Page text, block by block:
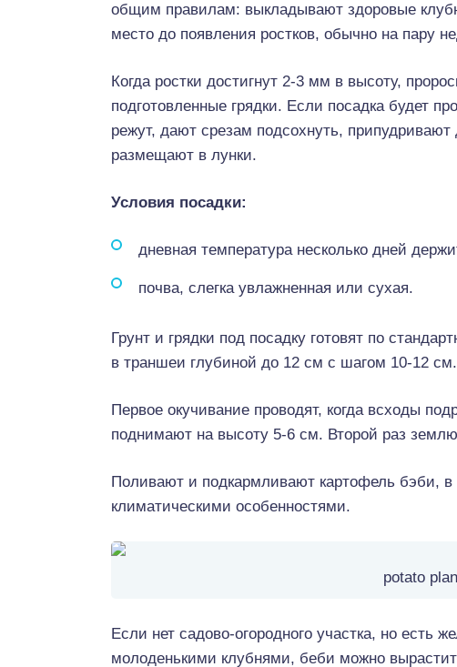
общим правилам: выкладывают здоровые
место до появления ростков, обычно на пару
Когда ростки достигнут 2-3 мм в высоту,
подготовленные грядки. Если посадка будет
режут, дают срезам подсохнуть, припудривают
размещают в лунки.
Условия посадки:
дневная температура несколько дней
почва, слегка увлажненная или сухая.
Грунт и грядки под посадку готовят по
в траншеи глубиной до 12 см с шагом 10-12
Первое окучивание проводят, когда всходы
поднимают на высоту 5-6 см. Второй раз
Поливают и подкармливают картофель бэби, в
климатическими особенностями.
potato
Если нет садово-огородного участка, но есть
молоденькими клубнями, беби можно